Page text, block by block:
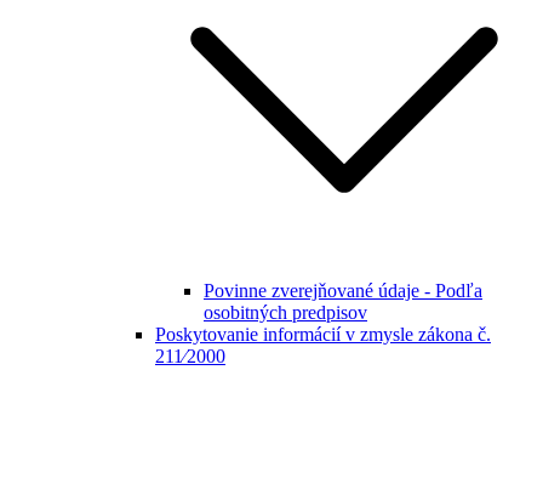
Povinne zverejňované údaje - Podľa
osobitných predpisov
Poskytovanie informácií v zmysle zákona č.
211⁄2000